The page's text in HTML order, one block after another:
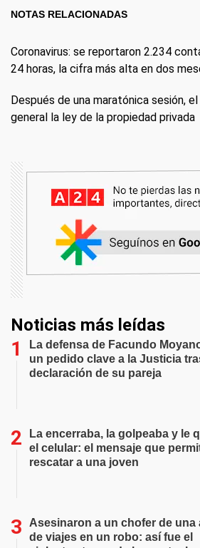
NOTAS RELACIONADAS
Coronavirus: se reportaron 2.234
24 horas, la cifra más alta en dos
Después de una maratónica sesión,
general la ley de la propiedad privada
Noticias más leídas
La defensa de Facundo
un pedido clave a la Justicia
declaración de su pareja
La encerraba, la golpeaba y le
el celular: el mensaje que
rescatar a una joven
Asesinaron a un chofer de una
de viajes en un robo: así fue el